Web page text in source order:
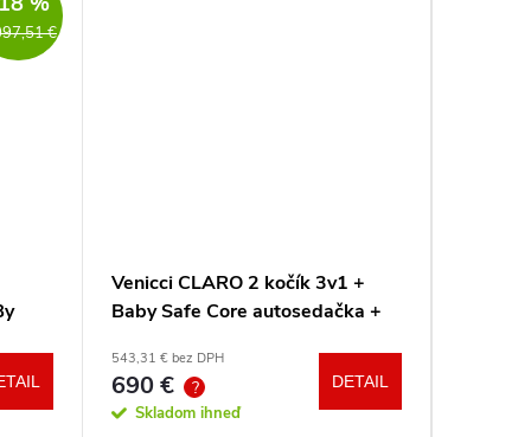
€
Venicci CLARO 2 kočík 3v1 +
Baby Safe Core autosedačka +
543,31 € bez DPH
690 € ?
Skladom ihneď
DETAIL